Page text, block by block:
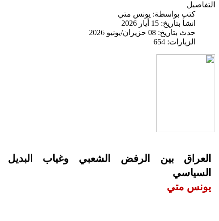
التفاصيل
كتب بواسطة: يونس متي
انشأ بتاريخ: 15 أيار 2026
حدث بتاريخ: 08 حزيران/يونيو 2026
الزيارات: 654
العراق بين الرفض الشعبي وغياب البديل
السياسي
يونس متي